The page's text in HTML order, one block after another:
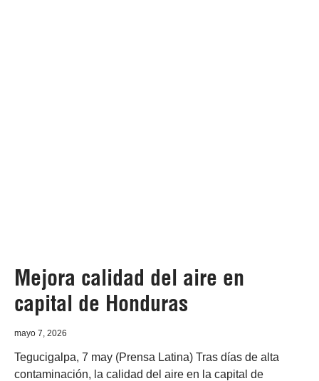
Mejora calidad del aire en
capital de Honduras
mayo 7, 2026
Tegucigalpa, 7 may (Prensa Latina) Tras días de alta
contaminación, la calidad del aire en la capital de